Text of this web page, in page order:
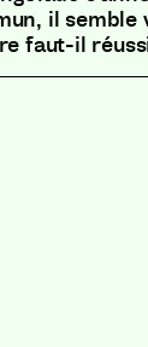
il semble
faut-il